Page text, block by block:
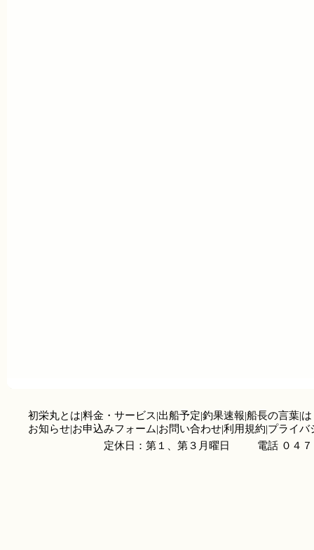
初栄丸とは|料金・サービス|出船予定|釣果速報|船長の言葉|
お知らせ|お申込みフォーム|お問い合わせ|利用規約|プライバ
定休日：第１、第３月曜日
電話 ０４